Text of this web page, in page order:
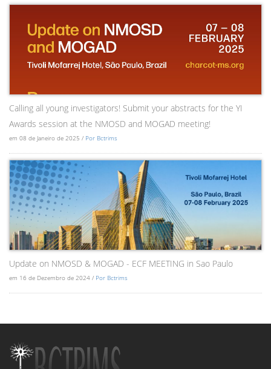
Calling all young investigators! Submit your abstracts for the YI
Awards session at the NMOSD and MOGAD meeting!
em 08 de Janeiro de 2025 / Por Bctrims
Update on NMOSD & MOGAD - ECF MEETING in Sao Paulo
em 16 de Dezembro de 2024 / Por Bctrims